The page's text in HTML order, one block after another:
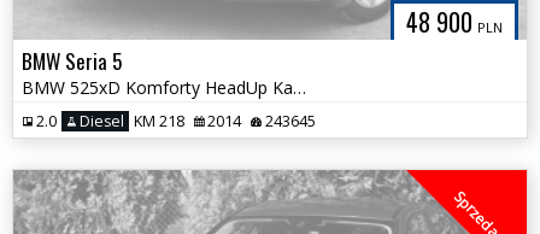
48 900 PLN
BMW Seria 5
BMW 525xD Komforty HeadUp Kamera NOWY ROZRZĄD Aktywny Tempomat Śliczna
2.0 Diesel KM 218 2014 243645
Sprzedany